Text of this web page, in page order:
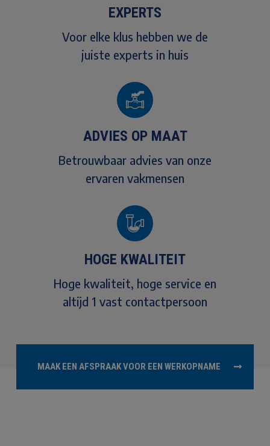
EXPERTS
Voor elke klus hebben we de
juiste experts in huis
ADVIES OP MAAT
Betrouwbaar advies van onze
ervaren vakmensen
HOGE KWALITEIT
Hoge kwaliteit, hoge service en
altijd 1 vast contactpersoon
MAAK EEN AFSPRAAK VOOR EEN WERKOPNAME